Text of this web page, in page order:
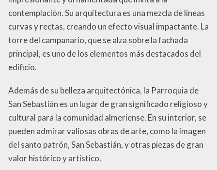
contemplación. Su arquitectura es una mezcla de líneas
curvas y rectas, creando un efecto visual impactante. La
torre del campanario, que se alza sobre la fachada
principal, es uno de los elementos más destacados del
edificio.
Además de su belleza arquitectónica, la Parroquia de
San Sebastián es un lugar de gran significado religioso y
cultural para la comunidad almeriense. En su interior, se
pueden admirar valiosas obras de arte, como la imagen
del santo patrón, San Sebastián, y otras piezas de gran
valor histórico y artístico.